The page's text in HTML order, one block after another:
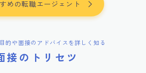
めの転職エージェント
的や面接のアドバイスを詳しく知る
接のトリセツ